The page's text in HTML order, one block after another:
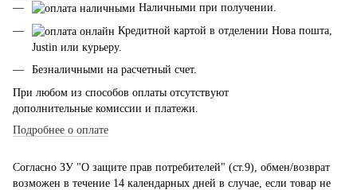
Наличными при получении.
Кредитной картой в отделении Нова пошта,
Justin или курьеру.
Безналичными на расчетный счет.
При любом из способов оплаты отсутствуют
дополнительные комиссии и платежи.
Подробнее о оплате
Согласно ЗУ "О защите прав потребителей" (ст.9), обмен/возврат
возможен в течение 14 календарных дней в случае, если товар не